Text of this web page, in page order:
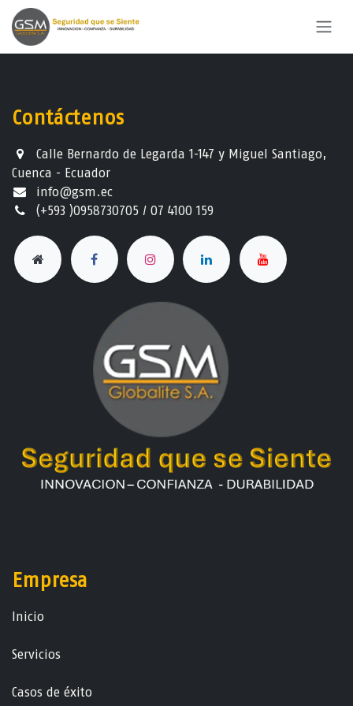
Ir al contenido
Contáctenos
Calle Bernardo de Legarda 1-147 y Miguel Santiago,
Cuenca - Ecuador
info@gsm.ec​
(+593 )0958730705 / 07 4100 159
Empresa
Ini​ci​o
Servicios
Casos de éxito